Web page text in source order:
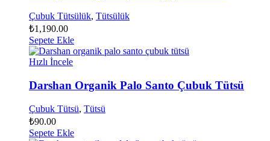
Çubuk Tütsülük, Tütsülük
₺1,190.00
Sepete Ekle
Hızlı İncele
Darshan Organik Palo Santo Çubuk Tütsü
Çubuk Tütsü, Tütsü
₺90.00
Sepete Ekle